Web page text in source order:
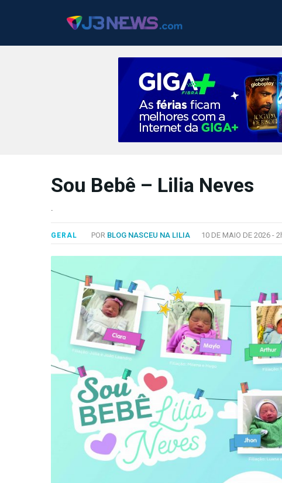
Desenvolvido
Sou Bebê – Lilia Neves
.
GERAL POR BLOG NASCEU NA LILIA 10 DE MAIO DE 2026 -